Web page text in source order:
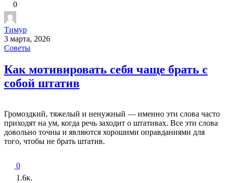
0
Тимур
3 марта, 2026
Советы
Как мотивировать себя чаще брать с
собой штатив
Громоздкий, тяжелый и ненужный — именно эти слова часто
приходят на ум, когда речь заходит о штативах. Все эти слова
довольно точны и являются хорошими оправданиями для
того, чтобы не брать штатив.
0
1.6к.